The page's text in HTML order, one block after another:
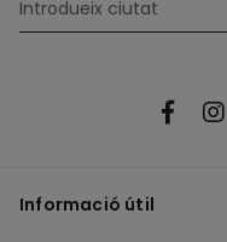
Informació útil